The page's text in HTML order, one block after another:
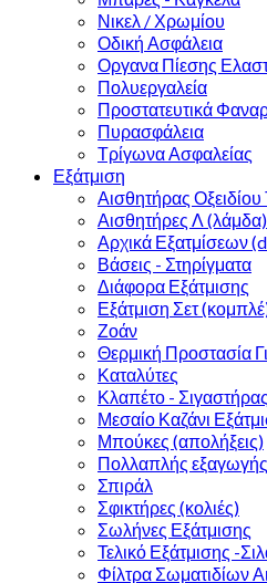
Νικελ / Χρωμίου
Οδική Ασφάλεια
Οργανα Πίεσης
Πολυεργαλεία
Προστατευτικά
Πυρασφάλεια
Τρίγωνα Ασφαλείας
Εξάτμιση
Αισθητήρας
Αισθητήρες Λ (λάμδα)
Αρχικά Εξατμίσεων
Βάσεις - Στηρίγματα
Διάφορα Εξάτμισης
Εξάτμιση Σετ
Ζοάν
Θερμική Προστασία
Καταλύτες
Κλαπέτο -
Μεσαίο Καζάνι
Μπούκες (απολήξεις)
Πολλαπλής εξαγωγής
Σπιράλ
Σφικτήρες (κολιές)
Σωλήνες Εξάτμισης
Τελικό Εξάτμισης -
Φίλτρα Σωματιδίων